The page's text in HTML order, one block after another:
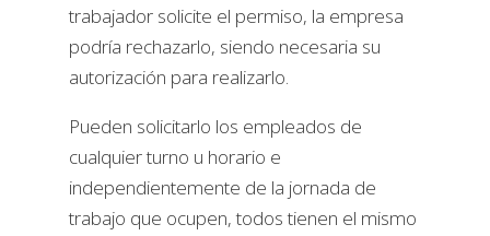
trabajador solicite el permiso, la empresa
podría rechazarlo, siendo necesaria su
autorización para realizarlo.
Pueden solicitarlo los empleados de
cualquier turno u horario e
independientemente de la jornada de
trabajo que ocupen, todos tienen el mismo